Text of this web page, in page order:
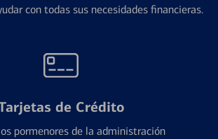
con todas sus necesidades financieras.
de Crédito
pormenores de la administración